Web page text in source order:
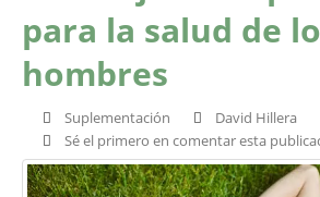
para la salud de
hombres
Suplementación
David Hillera
Sé el primero en comentar esta